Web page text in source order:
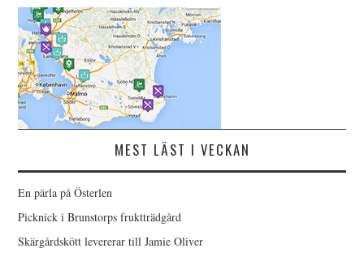
MEST LÄST I VECKAN
En pärla på Österlen
Picknick i Brunstorps fruktträdgård
Skärgårdskött levererar till Jamie Oliver